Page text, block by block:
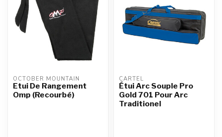
OCTOBER MOUNTAIN
Etui De Rangement
Omp (Recourbé)
CARTEL
Étui Arc Souple Pro
Gold 701 Pour Arc
Traditionel